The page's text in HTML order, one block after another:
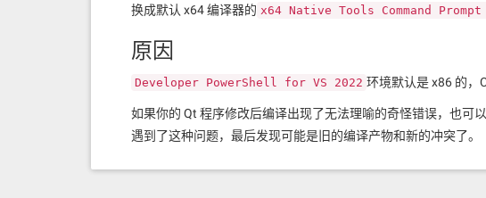
换成默认 x64 编译器的 x64 Native Tools Command
原因
Developer PowerShell for VS 2022 环境默认是 x86 的，
如果你的 Qt 程序修改后编译出现了无法理喻的奇怪错误，也可
遇到了这种问题，最后发现可能是旧的编译产物和新的冲突了。